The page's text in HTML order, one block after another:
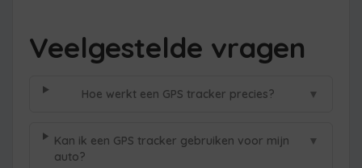
Veelgestelde vragen
Hoe werkt een GPS tracker precies? ▼
Kan ik een GPS tracker gebruiken voor mijn
auto?
▼